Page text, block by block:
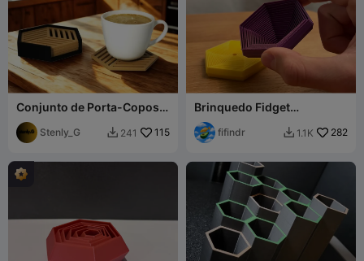
Conjunto de Porta-Copos
com Suporte
Stenly_G  241 115
Brinquedo Fidget
Hexagonal
fifindr  1.1K 282